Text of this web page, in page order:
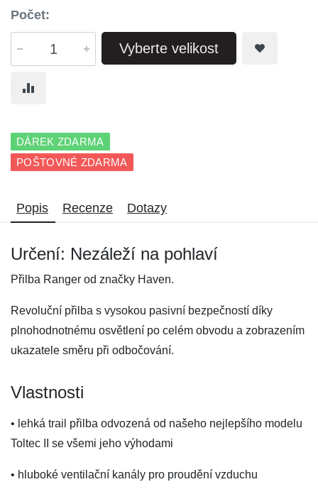
Počet:
Vyberte velikost
DÁREK ZDARMA
POŠTOVNÉ ZDARMA
Popis Recenze Dotazy
Určení: Nezáleží na pohlaví
Přilba Ranger od značky Haven.
Revoluční přilba s vysokou pasivní bezpečností díky
plnohodnotnému osvětlení po celém obvodu a zobrazením
ukazatele směru při odbočování.
Vlastnosti
• lehká trail přilba odvozená od našeho nejlepšího modelu
Toltec II se všemi jeho výhodami
• hluboké ventilační kanály pro proudění vzduchu